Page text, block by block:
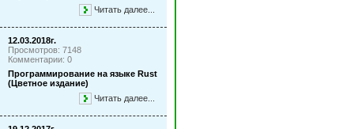
Читать далее...
12.03.2018г.
Просмотров: 7148
Комментарии: 0
Программирование на языке Rust
(Цветное издание)
Читать далее...